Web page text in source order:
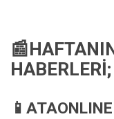
HABERLERI;